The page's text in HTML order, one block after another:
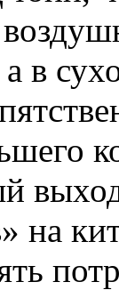
в
на